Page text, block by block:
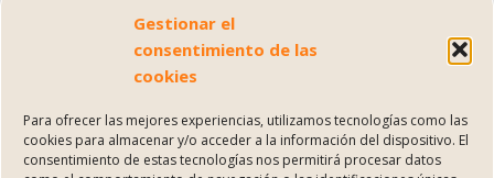
Gestionar el
consentimiento de las
cookies
Para ofrecer las mejores experiencias, utilizamos tecnologías como las
cookies para almacenar y/o acceder a la información del dispositivo. El
consentimiento de estas tecnologías nos permitirá procesar datos
Categorías
Reflexión comercial